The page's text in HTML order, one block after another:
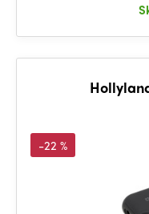
-22 %